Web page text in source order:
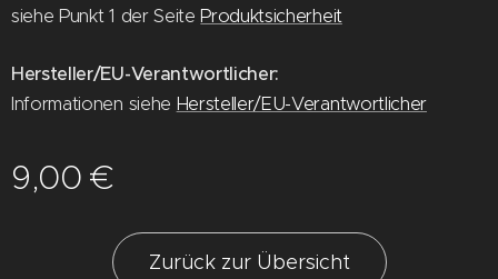
siehe Punkt 1 der SeiteProduktsicherheit
Hersteller/EU-Verantwortlicher:
Informationen siehe Hersteller/EU-Verantwortlicher
9,00 €
Zurück zur Übersicht